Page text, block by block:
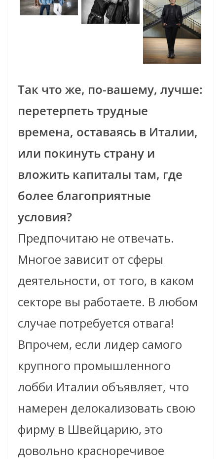
Так что же, по-вашему, лучше:
перетерпеть трудные
времена, оставаясь в Италии,
или покинуть страну и
вложить капиталы там, где
более благоприятные
условия?
Предпочитаю не отвечать.
Многое зависит от сферы
деятельности, от того, в каком
секторе вы работаете. В любом
случае потребуется отвага!
Впрочем, если лидер самого
крупного промышленного
лобби Италии объявляет, что
намерен делокализовать свою
фирму в Швейцарию, это
довольно красноречивое